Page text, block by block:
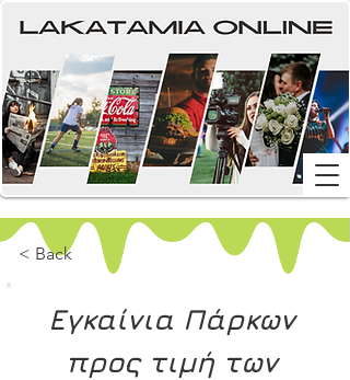
< Back
Εγκαίνια Πάρκων
προς τιμή των